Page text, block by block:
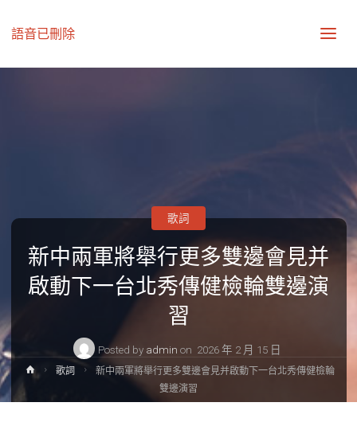
語音已刪除
新中兩軍將舉行更多雙邊會見并
啟動下一台北秀傳健檢輪雙邊演
習
Posted by admin on 2026 年 2 月 15 日
歌詞
Home歌詞
新中兩軍將舉行更多雙邊會見并啟動下一台北秀傳健檢輪
雙邊演習